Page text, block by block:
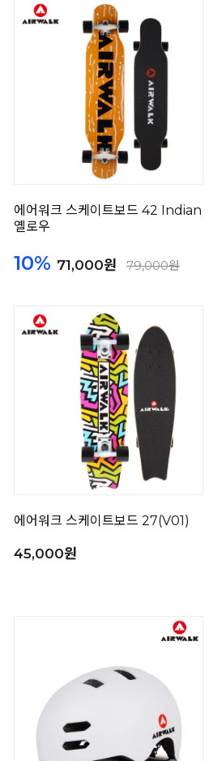
에어워크 스케이트보드 42 Indian
옐로우
10% 71,000원 79,000원
에어워크 스케이트보드 27(V01)
45,000원